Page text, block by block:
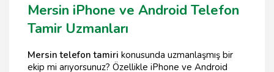
Mersin iPhone ve Android Telefon
Tamir Uzmanları
Mersin telefon tamiri konusunda uzmanlaşmış bir
ekip mi arıyorsunuz? Özellikle iPhone ve Android